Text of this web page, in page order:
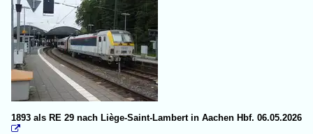
1893 als RE 29 nach Liège-Saint-Lambert in Aachen Hbf. 06.05.2026
